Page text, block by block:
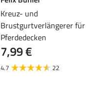
Kreuz- und
Brustgurtverlängerer für
Pferdedecken
7,99 €
4.7 22